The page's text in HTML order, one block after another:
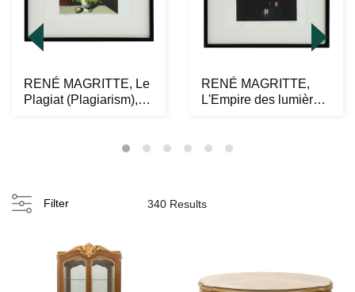
RENÉ MAGRITTE, Le
Plagiat (Plagiarism),
RENÉ MAGRITTE,
L'Empire des lumières,
Filter 340 Results